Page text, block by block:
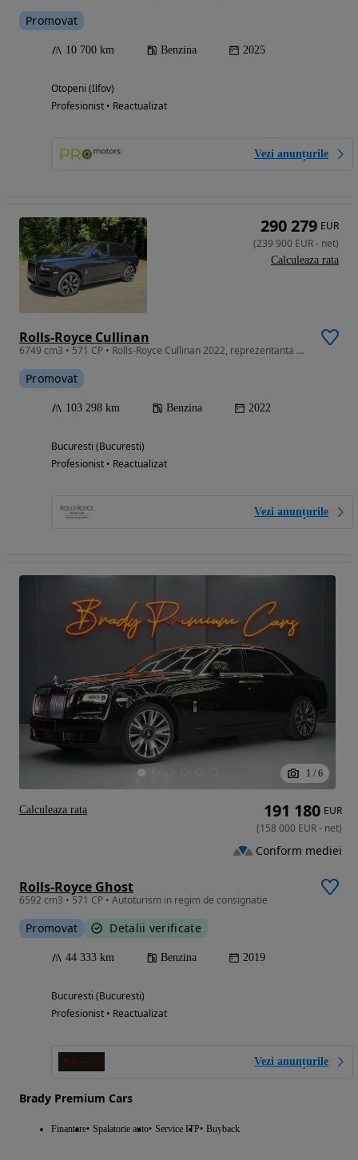
Promovat
10 700 km Benzina 2025
Otopeni (Ilfov)
Profesionist • Reactualizat
Vezi anunțurile
Rolls-Royce Cullinan
6749 cm3 • 571 CP • Rolls-Royce Cullinan 2022, reprezentanta Rolls-Royce, Garantie
Promovat
103 298 km Benzina 2022
Bucuresti (Bucuresti)
Profesionist • Reactualizat
Vezi anunțurile
290 279 EUR
(239 900 EUR- net)
Calculeaza rata
1 / 6
Rolls-Royce Ghost
6592 cm3 • 571 CP • Autoturism in regim de consignatie
Promovat Detalii verificate
44 333 km Benzina 2019
Bucuresti (Bucuresti)
Profesionist • Reactualizat
Vezi anunțurile
Brady Premium Cars
Finantare Spalatorie auto Service ITP Buyback
191 180 EUR
(158 000 EUR- net)
Conform mediei
Calculeaza rata